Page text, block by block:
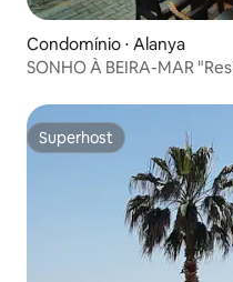
Condomínio ⋅ Alanya
SONHO À BEIRA-MAR
Superhost
Superhost